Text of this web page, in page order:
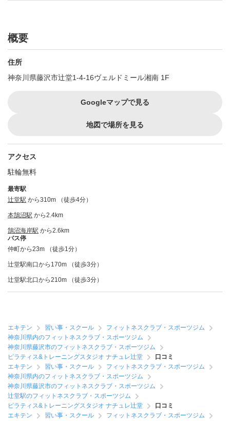
概要
住所
神奈川県藤沢市辻堂1-4-16ヴェルドミール湘南 1F
Googleマップで見る
地図で場所を見る
アクセス
駐輪無料
最寄駅
辻堂駅 から310m （徒歩4分）
本鵠沼駅 から2.4km
鵠沼海岸駅 から2.6km
バス停
仲町から23m （徒歩1分）
辻堂駅南口から170m （徒歩3分）
辻堂駅北口から210m （徒歩3分）
エキテン 習い事・スクール
フィットネスクラブ・スポーツジム
神奈川県内のフィットネスクラブ・スポーツジム
神奈川県藤沢市のフィットネスクラブ・スポーツジム
ピラティス&トレーニングスタジオ ナチュレ辻堂
口コミ
エキテン
習い事・スクール
フィットネスクラブ・スポーツジム
神奈川県内のフィットネスクラブ・スポーツジム
神奈川県藤沢市のフィットネスクラブ・スポーツジム
辻堂駅のフィットネスクラブ・スポーツジム
ピラティス&トレーニングスタジオ ナチュレ辻堂
口コミ
エキテン
習い事・スクール
フィットネスクラブ・スポーツジム